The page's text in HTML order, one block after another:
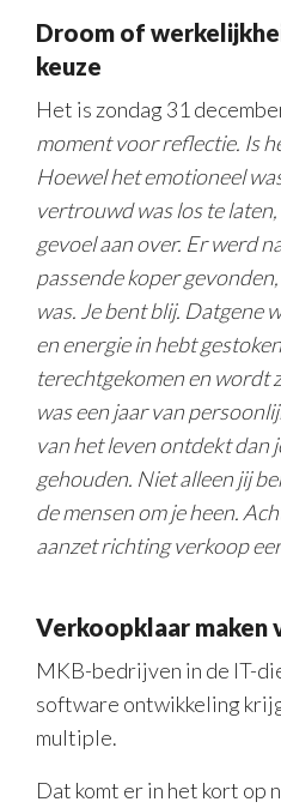
Droom of
keuze
Het is zondag 31
moment voor reflectie. Is
Hoewel het emotioneel
vertrouwd was los te
gevoel aan over. Er werd
passende koper
was. Je bent blij. Datgene
en energie in hebt
terechtgekomen en wordt
was een jaar van
van het leven ontdekt dan
gehouden. Niet alleen jij
de mensen om je heen.
aanzet richting verkoop
Verkoopklaar maken
MKB-bedrijven in de IT-
software ontwikkeling
multiple.
Dat komt er in het kort op